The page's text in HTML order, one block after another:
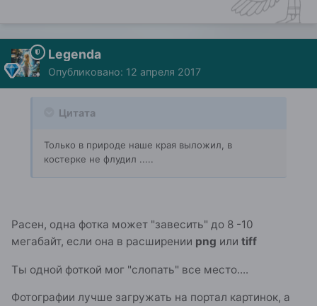
Legenda
Опубликовано: 12 апреля 2017
Цитата
Только в природе наше края выложил, в
костерке не флудил .....
Расен, одна фотка может "завесить" до 8 -10
мегабайт, если она в расширении png или tiff
Ты одной фоткой мог "слопать" все место....
Фотографии лучше загружать на портал картинок, а